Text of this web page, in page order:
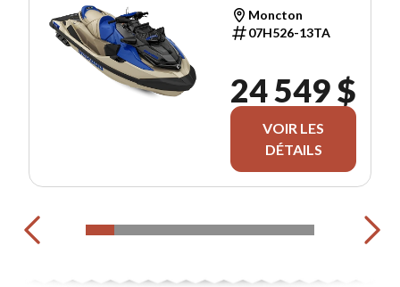
Moncton
07H526-13TA
24 549 $
VOIR LES
DÉTAILS